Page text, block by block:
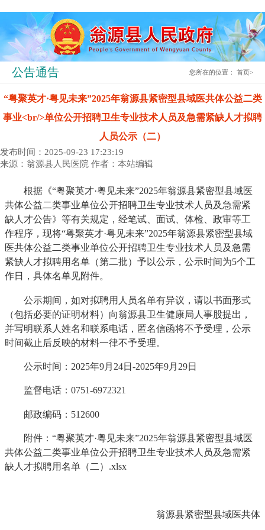
公告通告 您所在的位置：首页>
“粤聚英才·粤见未来”2025年翁源县紧密型县域医共体公益二类
事业<br/>单位公开招聘卫生专业技术人员及急需紧缺人才拟聘
人员公示（二）
发布时间：2025-09-23 17:23:19
来源：翁源县人民医院 作者：本站编辑
根据《“粤聚英才·粤见未来”2025年翁源县紧密型县域医
共体公益二类事业单位公开招聘卫生专业技术人员及急需紧
缺人才公告》等有关规定，经笔试、面试、体检、政审等工
作程序，现将“粤聚英才·粤见未来”2025年翁源县紧密型县域
医共体公益二类事业单位公开招聘卫生专业技术人员及急需
紧缺人才拟聘用名单（第二批）予以公示，公示时间为5个工
作日，具体名单见附件。
公示期间，如对拟聘用人员名单有异议，请以书面形式
（包括必要的证明材料）向翁源县卫生健康局人事股提出，
并写明联系人姓名和联系电话，匿名信函将不予受理，公示
时间截止后反映的材料一律不予受理。
公示时间：2025年9月24日-2025年9月29日
监督电话：0751-6972321
邮政编码：512600
附件：“粤聚英才·粤见未来”2025年翁源县紧密型县域医
共体公益二类事业单位公开招聘卫生专业技术人员及急需紧
缺人才拟聘用名单（二）.xlsx
翁源县紧密型县域医共体